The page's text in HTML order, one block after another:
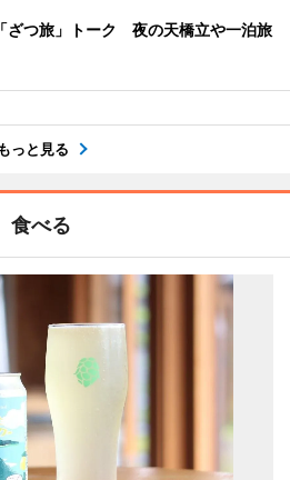
ざつ旅」トーク 夜の天橋立や一泊旅
もっと見る
食べる